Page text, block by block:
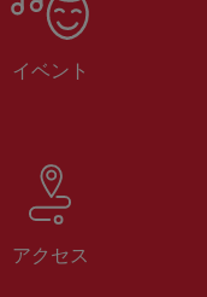
イベント
アクセス